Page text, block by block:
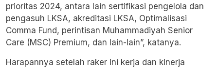
prioritas 2024, antara lain sertifikasi pengelola dan
pengasuh LKSA, akreditasi LKSA, Optimalisasi
Comma Fund, perintisan Muhammadiyah Senior
Care (MSC) Premium, dan lain-lain”, katanya.
Harapannya setelah raker ini kerja dan kinerja